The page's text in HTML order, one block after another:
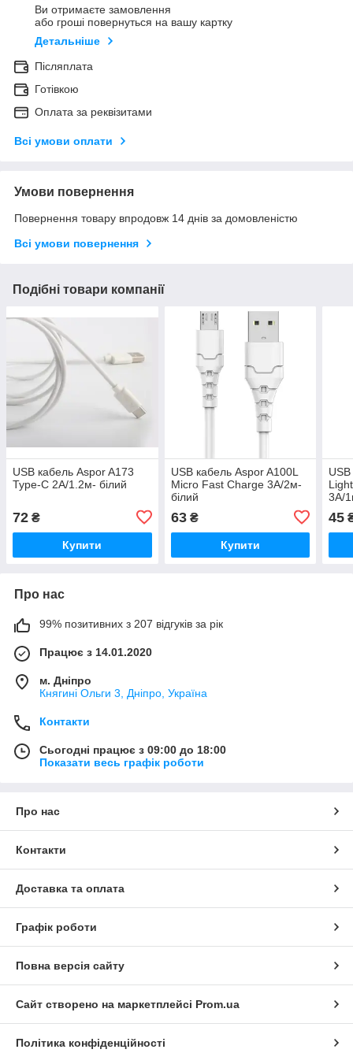
Ви отримаєте замовлення
або гроші повернуться на вашу картку
Детальніше
Післяплата
Готівкою
Оплата за реквізитами
Всі умови оплати
Умови повернення
Повернення товару впродовж 14 днів за домовленістю
Всі умови повернення
Подібні товари компанії
USB кабель Aspor A173
Type-C 2A/1.2м- білий
72 ₴
Купити
USB кабель Aspor A100L
Micro Fast Charge 3A/2м-
білий
63₴
Купити
3A/
45
Про нас
99% позитивних з 207 відгуків за рік
Працює з 14.01.2020
м. Дніпро
Княгині Ольги 3, Дніпро, Україна
Контакти
Сьогодні працює з 09:00 до 18:00
Показати весь графік роботи
Про нас
Контакти
Доставка та оплата
Графік роботи
Повна версія сайту
Сайт створено на маркетплейсі Prom.ua
Політика конфіденційності